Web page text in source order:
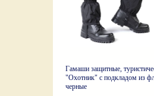
Гамаши защитные,
"Охотник" с подкладом из
черные